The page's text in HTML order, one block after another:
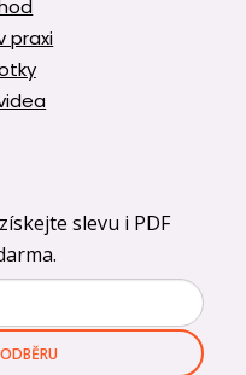
praxi
slevu i PDF